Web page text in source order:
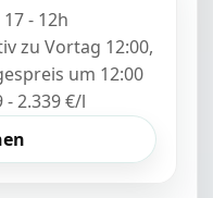
17 - 12h
zu Vortag 12:00,
um 12:00
- 2.339 €/l